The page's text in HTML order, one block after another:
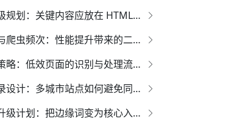
元素优先级规划：关键内容应放在 HTML 的哪个位置？
站点速度与爬虫频次：性能提升带来的二次效应
内容剪枝策略：低效页面的识别与处理流程
本地化目录设计：多城市站点如何避免同质化竞争
长尾页面升级计划：把边缘词变为核心入口的战略蓝图